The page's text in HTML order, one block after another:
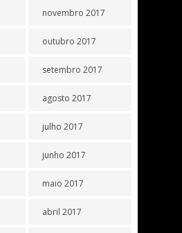
novembro 2017
outubro 2017
setembro 2017
agosto 2017
julho 2017
junho 2017
maio 2017
abril 2017